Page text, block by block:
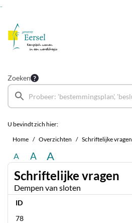
Zoeken
U bevindt zich hier:
Home
Overzichten Schriftelijke vragen
A A A
Schriftelijke vragen
Dempen van sloten
ID
78